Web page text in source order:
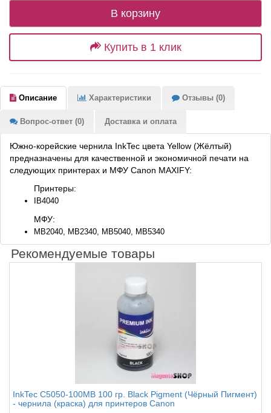
В корзину
Купить в 1 клик
Описание Характеристики Отзывы (0)
Вопрос-ответ (0) Доставка и оплата
Южно-корейские чернила InkTec цвета Yellow (Жёлтый)
предназначены для качественной и экономичной печати на
следующих принтерах и МФУ Canon MAXIFY:
Принтеры:
IB4040
МФУ:
MB2040, MB2340, MB5040, MB5340
Рекомендуемые товары
InkTec C5050-100MB 100 гр. Black Pigment (Чёрный Пигмент)
- чернила (краска) для принтеров Canon